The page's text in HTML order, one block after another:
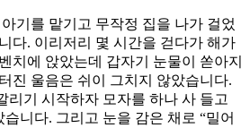
기를 맡기고 무작정 집을 나가 걸었
다. 이리저리 몇 시간을 걷다가 해가
치에 앉았는데 갑자기 눈물이 쏟아지
진 울음은 쉬이 그치지 않았습니다.
리기 시작하자 모자를 하나 사 들고
니다. 그리고 눈을 감은 채로 “밀어